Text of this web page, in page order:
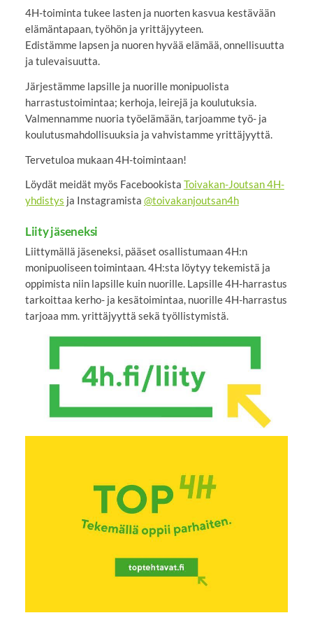
4H-toiminta tukee lasten ja nuorten kasvua kestävään
elämäntapaan, työhön ja yrittäjyyteen.
Edistämme lapsen ja nuoren hyvää elämää, onnellisuutta
ja tulevaisuutta.
Järjestämme lapsille ja nuorille monipuolista
harrastustoimintaa; kerhoja, leirejä ja koulutuksia.
Valmennamme nuoria työelämään, tarjoamme työ- ja
koulutusmahdollisuuksia ja vahvistamme yrittäjyyttä.
Tervetuloa mukaan 4H-toimintaan!
Löydät meidät myös Facebookista Toivakan-Joutsan 4H-
yhdistys ja Instagramista @toivakanjoutsan4h
Liity jäseneksi
Liittymällä jäseneksi, pääset osallistumaan 4H:n
monipuoliseen toimintaan. 4H:sta löytyy tekemistä ja
oppimista niin lapsille kuin nuorille. Lapsille 4H-harrastus
tarkoittaa kerho- ja kesätoimintaa, nuorille 4H-harrastus
tarjoaa mm. yrittäjyyttä sekä työllistymistä.